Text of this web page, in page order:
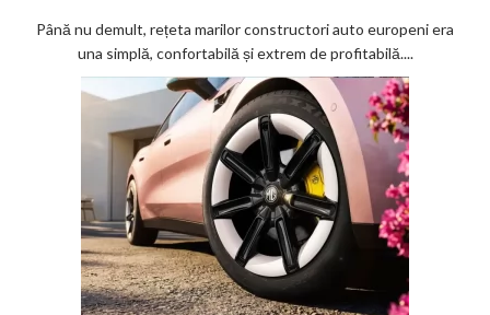
mașinile
din
Europa:
Cum
a
obligat
concurența
din
Asia
giganții
VW
Până nu demult, rețeta marilor constructori auto europeni era
una simplă, confortabilă și extrem de profitabilă....